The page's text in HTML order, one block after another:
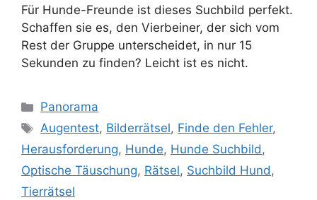
Für Hunde-Freunde ist dieses Suchbild perfekt.
Schaffen sie es, den Vierbeiner, der sich vom
Rest der Gruppe unterscheidet, in nur 15
Sekunden zu finden? Leicht ist es nicht.
Kategorien
Panorama
Schlagwörter
Augentest, Bilderrätsel, Finde den Fehler,
Herausforderung, Hunde, Hunde Suchbild,
Optische Täuschung, Rätsel, Suchbild Hund,
Tierrätsel